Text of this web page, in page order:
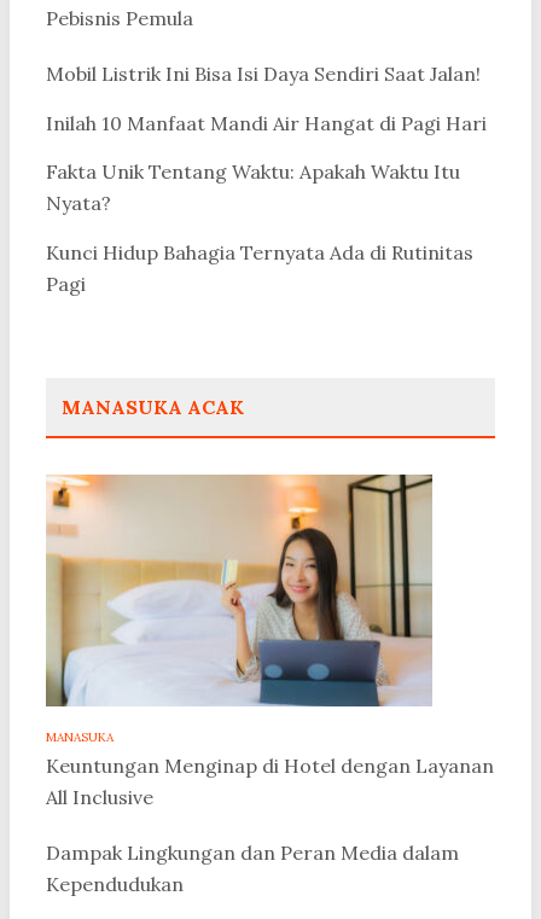
Pebisnis Pemula
Mobil Listrik Ini Bisa Isi Daya Sendiri Saat Jalan!
Inilah 10 Manfaat Mandi Air Hangat di Pagi Hari
Fakta Unik Tentang Waktu: Apakah Waktu Itu
Nyata?
Kunci Hidup Bahagia Ternyata Ada di Rutinitas
Pagi
MANASUKA ACAK
MANASUKA
Keuntungan Menginap di Hotel dengan Layanan
All Inclusive
Dampak Lingkungan dan Peran Media dalam
Kependudukan